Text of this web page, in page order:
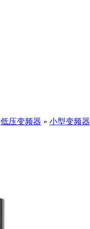
低压变频器 » 小型变频器